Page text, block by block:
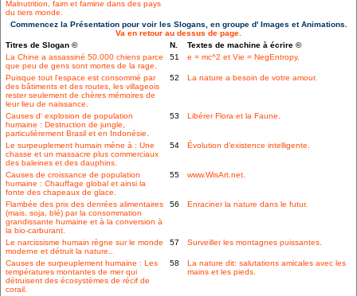
Malnutrition, faim et famine dans des pays
du tiers monde.
Commencez la Présentation pour voir les Slogans, en groupe d' Images et Animations.
Va en retour au dessus de page.
Titres de Slogan ©
N.
Textes de machine à écrire ©
La Chine a assassiné 50.000 chiens parce
que peu de gens sont mortes de la rage.
51 e = mc^2 et Vie = NegEntropy.
Puisque tout l'espace est consommé par
des bâtiments et des routes, les villageois
rester seulement de chères mémoires de
leur lieu de naissance.
52 La nature a besoin de votre amour.
Causes d' explosion de population
humaine : Destruction de jungle,
particulièrement Brasil et en Indonésie.
53 Libérer Flora et la Faune.
Le surpeuplement humain mène à : Une
chasse et un massacre plus commerciaux
des baleines et des dauphins.
54 Évolution d'existence intelligente.
Causes de croissance de population
humaine : Chauffage global et ainsi la
fonte des chapeaux de glace.
55 www.WisArt.net.
Flambée des prix des denrées alimentaires
(mais, soja, blé) par la consommation
grandissante humaine et à la conversion à
la bio-carburant.
56 Enraciner la nature dans le futur.
Le narcissisme humain règne sur le monde
moderne et détruit la nature..
57 Surveiller les montagnes puissantes.
Causes de surpeuplement humaine : Les
températures montantes de mer qui
détruisent des écosystèmes de récif de
corail.
58
La nature dit: salutations amicales avec les
mains et les pieds.